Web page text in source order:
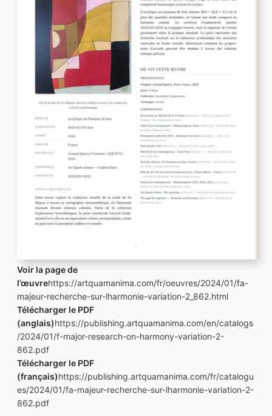
Voir la page de
l’œuvrehttps://artquamanima.com/fr/oeuvres/2024/01/fa-
majeur-recherche-sur-lharmonie-variation-2_862.html
Télécharger le PDF
(anglais)https://publishing.artquamanima.com/en/catalogs
/2024/01/f-major-research-on-harmony-variation-2-
862.pdf
Télécharger le PDF
(français)https://publishing.artquamanima.com/fr/catalogu
es/2024/01/fa-majeur-recherche-sur-lharmonie-variation-2-
862.pdf